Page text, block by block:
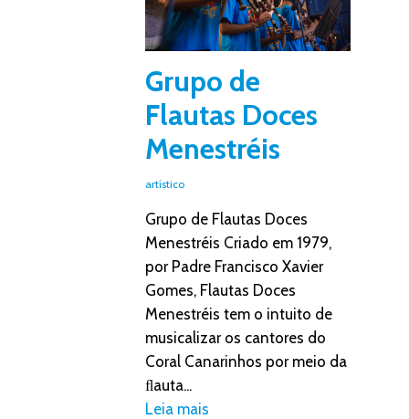
Grupo de
Flautas Doces
Menestréis
artístico
Grupo de Flautas Doces
Menestréis Criado em 1979,
por Padre Francisco Xavier
Gomes, Flautas Doces
Menestréis tem o intuito de
musicalizar os cantores do
Coral Canarinhos por meio da
ﬂauta...
Leia mais